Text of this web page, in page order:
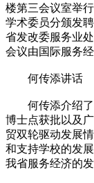
楼第三会议室举
学术委员分颁发
省发改委服务业
会议由国际服务
何传添讲话
何传添介绍了
博士点获批以及
贸双轮驱动发展
和支持学校的发
我省服务经济的